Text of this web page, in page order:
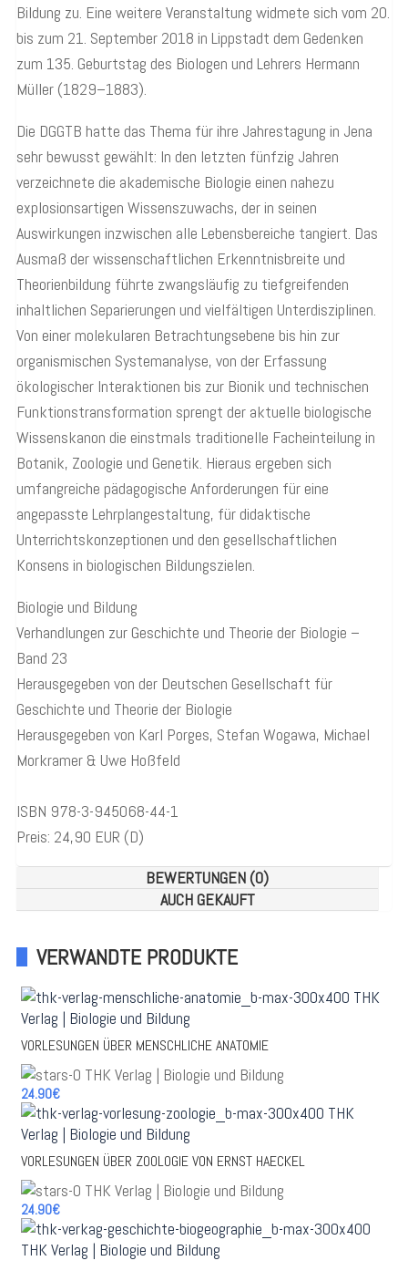
Bildung zu. Eine weitere Veranstaltung widmete sich vom 20.
bis zum 21. September 2018 in Lippstadt dem Gedenken
zum 135. Geburtstag des Biologen und Lehrers Hermann
Müller (1829–1883).
Die DGGTB hatte das Thema für ihre Jahrestagung in Jena
sehr bewusst gewählt: In den letzten fünfzig Jahren
verzeichnete die akademische Biologie einen nahezu
explosionsartigen Wissenszuwachs, der in seinen
Auswirkungen inzwischen alle Lebensbereiche tangiert. Das
Ausmaß der wissenschaftlichen Erkenntnisbreite und
Theorienbildung führte zwangsläufig zu tiefgreifenden
inhaltlichen Separierungen und vielfältigen Unterdisziplinen.
Von einer molekularen Betrachtungsebene bis hin zur
organismischen Systemanalyse, von der Erfassung
ökologischer Interaktionen bis zur Bionik und technischen
Funktionstransformation sprengt der aktuelle biologische
Wissenskanon die einstmals traditionelle Facheinteilung in
Botanik, Zoologie und Genetik. Hieraus ergeben sich
umfangreiche pädagogische Anforderungen für eine
angepasste Lehrplangestaltung, für didaktische
Unterrichtskonzeptionen und den gesellschaftlichen
Konsens in biologischen Bildungszielen.
Biologie und Bildung
Verhandlungen zur Geschichte und Theorie der Biologie –
Band 23
Herausgegeben von der Deutschen Gesellschaft für
Geschichte und Theorie der Biologie
Herausgegeben von Karl Porges, Stefan Wogawa, Michael
Morkramer & Uwe Hoßfeld
ISBN 978-3-945068-44-1
Preis: 24,90 EUR (D)
BEWERTUNGEN (0)
AUCH GEKAUFT
VERWANDTE PRODUKTE
VORLESUNGEN ÜBER MENSCHLICHE ANATOMIE
24.90€
VORLESUNGEN ÜBER ZOOLOGIE VON ERNST HAECKEL
24.90€